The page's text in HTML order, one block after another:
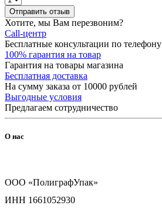
Отправить отзыв
Хотите, мы Вам перезвоним?
Call-центр
Бесплатные консультации по телефону
100% гарантия на товар
Гарантия на товары магазина
Бесплатная доставка
На сумму заказа от 10000 рублей
Выгодные условия
Предлагаем сотрудничество
О нас
ООО «ПолиграфУпак»
ИНН 1661052930